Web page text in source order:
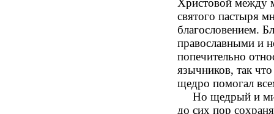
Христовой между
святого пастыря
благословением.
православными и
попечительно
язычников, так
щедро помогал
Но щедрый и
до сих пор